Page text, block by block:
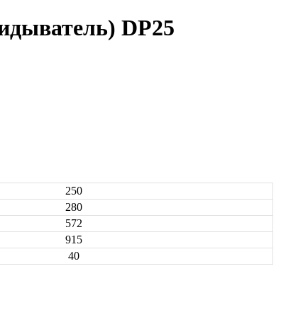
DP25
250
280
572
915
40